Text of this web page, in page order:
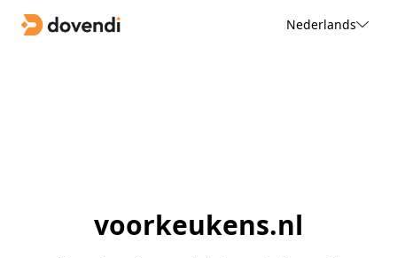
Nederlands
voorkeukens.nl